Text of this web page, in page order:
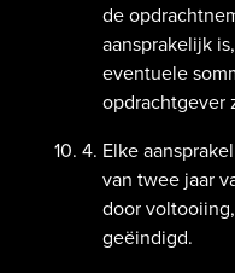
de
aansprakelijk
eventuele
opdrachtgever
Elke
van twee jaar
door
geëindigd.